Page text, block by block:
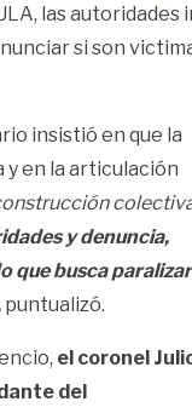
las autoridades
si son
insistió en que la
y en la articulación
y denuncia,
que busca paralizar
puntualizó.
el coronel
del